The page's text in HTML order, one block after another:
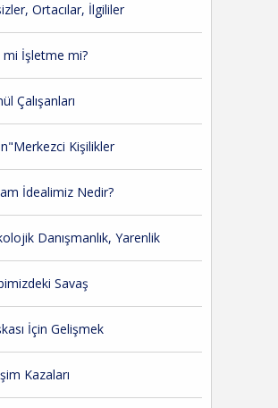
Ortacılar, İlgililer
mi İşletme mi?
Çalışanları
Kişilikler
İdealimiz Nedir?
Danışmanlık, Yarenlik
Savaş
İçin Gelişmek
Kazaları